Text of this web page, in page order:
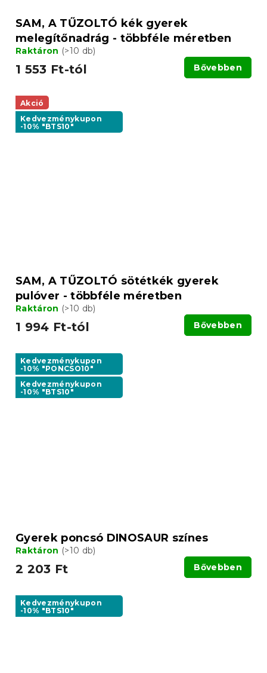
SAM, A TŰZOLTÓ kék gyerek
melegítőnadrág - többféle méretben
Raktáron (>10 db)
1 553 Ft-tól Bővebben
Akció
Kedvezménykupon
-10% "BTS10"
SAM, A TŰZOLTÓ sötétkék gyerek
pulóver - többféle méretben
Raktáron (>10 db)
1 994 Ft-tól Bővebben
Kedvezménykupon
-10% "PONCSO10"
Kedvezménykupon
-10% "BTS10"
Gyerek poncsó DINOSAUR színes
Raktáron (>10 db)
2 203 Ft Bővebben
Kedvezménykupon
-10% "BTS10"